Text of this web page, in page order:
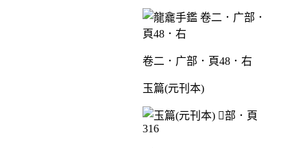
卷二．广部．頁48．右
玉篇(元刊本)